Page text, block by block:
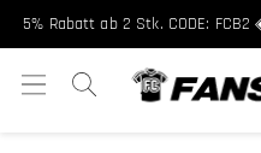
5% Rabatt ab 2 Stk. CODE: FCB2